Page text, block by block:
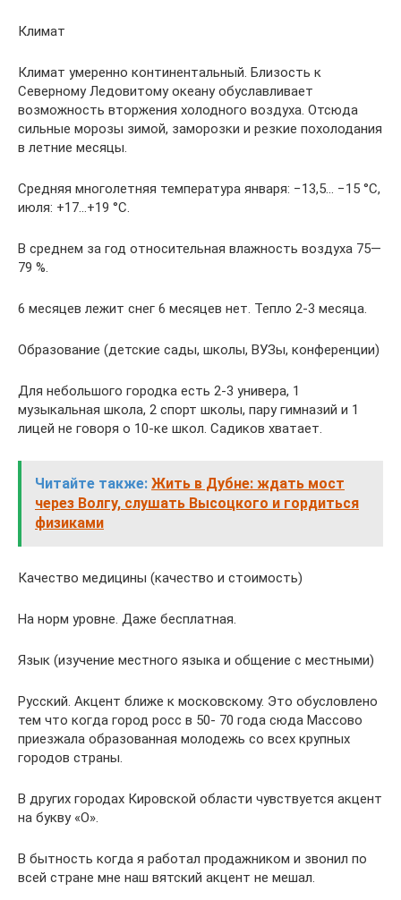
Климат
Климат умеренно континентальный. Близость к
Северному Ледовитому океану обуславливает
возможность вторжения холодного воздуха. Отсюда
сильные морозы зимой, заморозки и резкие похолодания
в летние месяцы.
Средняя многолетняя температура января: −13,5… −15 °C,
июля: +17…+19 °C.
В среднем за год относительная влажность воздуха 75—
79 %.
6 месяцев лежит снег 6 месяцев нет. Тепло 2-3 месяца.
Образование (детские сады, школы, ВУЗы, конференции)
Для небольшого городка есть 2-3 универа, 1
музыкальная школа, 2 спорт школы, пару гимназий и 1
лицей не говоря о 10-ке школ. Садиков хватает.
Читайте также: Жить в Дубне: ждать мост
через Волгу, слушать Высоцкого и гордиться
физиками
Качество медицины (качество и стоимость)
На норм уровне. Даже бесплатная.
Язык (изучение местного языка и общение с местными)
Русский. Акцент ближе к московскому. Это обусловлено
тем что когда город росс в 50- 70 года сюда Массово
приезжала образованная молодежь со всех крупных
городов страны.
В других городах Кировской области чувствуется акцент
на букву «О».
В бытность когда я работал продажником и звонил по
всей стране мне наш вятский акцент не мешал.